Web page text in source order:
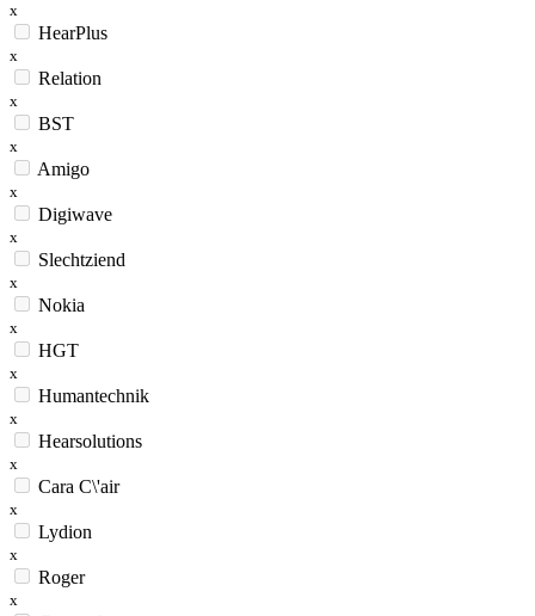
x
HearPlus
x
Relation
x
BST
x
Amigo
x
Digiwave
x
Slechtziend
x
Nokia
x
HGT
x
Humantechnik
x
Hearsolutions
x
Cara C\'air
x
Lydion
x
Roger
x